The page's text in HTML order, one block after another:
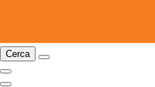
Cerca